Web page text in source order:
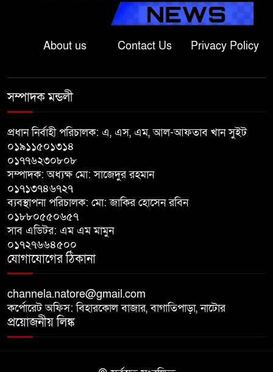
ফ্যাসিস্টের স্থান হবে না: নাটোরে হুইপ
দুলু
লালপুরে নারীর ১ লাখ ৮০ হাজার টাকা
অভিযোগে বাগাতিপাড়ায় মানববন্ধন
সমাপনী ও পুরস্কার বিতরণ
About us Contact Us Privacy Policy
সম্পাদক মন্ডলী
প্রধান নির্বাহী পরিচালক: এ, এস, এম, আল-আফতাব খান সুইট
০১৯১১৫০১৩১৪
০১৭৭৬২৩০৮০৮
সম্পাদক: অধ্যক্ষ মো: সাজেদুর রহমান
০১৭১৩৭৪৬৭২৭
ব্যবস্থাপনা পরিচালক: মো: জাকির হোসেন রবিন
০১৮৮০৫৫০৬৫৭
সাব এডিটর: এম এম মামুন
০১৭২৭৬৬৪৫০০
যোগাযোগের ঠিকানা
channela.natore@gmail.com
কর্পোরেট অফিস: বিহারকোল বাজার, বাগাতিপাড়া, নাটোর
প্রয়োজনীয় লিঙ্ক